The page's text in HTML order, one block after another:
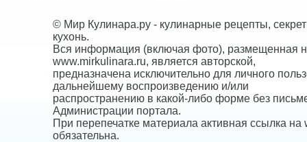
© Мир Кулинара.ру - кулинарные рецепты,
кухонь.
Вся информация (включая фото), размещенная
www.mirkulinara.ru, является авторской,
предназначена исключительно для личного
дальнейшему воспроизведению и/или
распространению в какой-либо форме без
Администрации портала.
При перепечатке материала активная ссылка на
обязательна.